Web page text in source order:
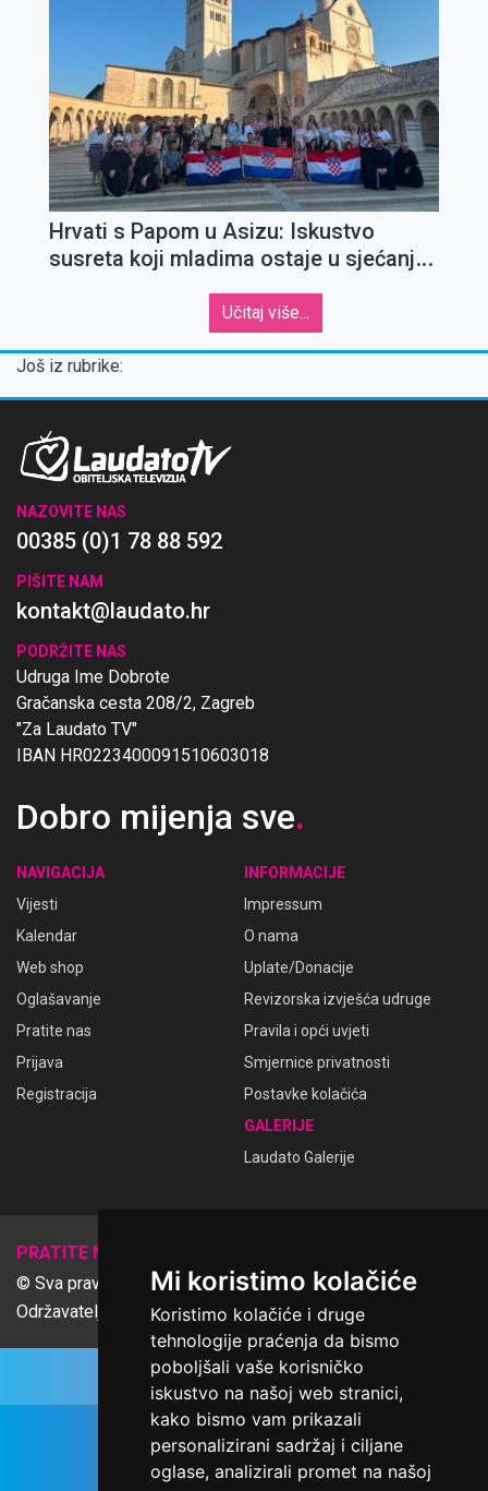
Mi koristimo kolačiće
Koristimo kolačiće i druge
tehnologije praćenja da bismo
poboljšali vaše korisničko
iskustvo na našoj web stranici,
kako bismo vam prikazali
personalizirani sadržaj i ciljane
oglase, analizirali promet na našoj
Hrvati s Papom u Asizu: Iskustvo
susreta koji mladima ostaje u sjećanju
Učitaj više...
Još iz rubrike:
NAZOVITE NAS
00385 (0)1 78 88 592
PIŠITE NAM
kontakt@laudato.hr
PODRŽITE NAS
Udruga Ime Dobrote
Gračanska cesta 208/2, Zagreb
"Za Laudato TV"
IBAN HR0223400091510603018
Dobro mijenja sve.
NAVIGACIJA
Vijesti
Kalendar
Web shop
Oglašavanje
Pratite nas
Prijava
Registracija
INFORMACIJE
Impressum
O nama
Uplate/Donacije
Revizorska izvješća udruge
Pravila i opći uvjeti
Smjernice privatnosti
Postavke kolačića
GALERIJE
Laudato Galerije
PRATITE NAS
© Sva prava pridržana Udruga Ime dobrote
Održavatelj Netcom d.o.o., Riva 6, Rijeka